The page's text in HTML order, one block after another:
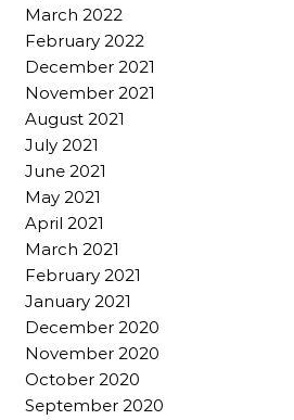
March 2022
February 2022
December 2021
November 2021
August 2021
July 2021
June 2021
May 2021
April 2021
March 2021
February 2021
January 2021
December 2020
November 2020
October 2020
September 2020